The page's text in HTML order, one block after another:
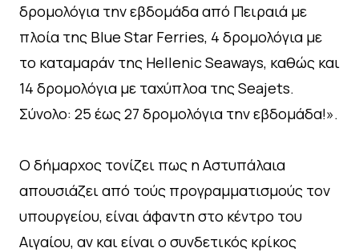
δρομολόγια την εβδομάδα από Πειραιά με
πλοία της Blue Star Ferries, 4 δρομολόγια με
το καταμαράν της Hellenic Seaways, καθώς και
14 δρομολόγια με ταχύπλοα της Seajets.
Σύνολο: 25 έως 27 δρομολόγια την εβδομάδα!».
Ο δήμαρχος τονίζει πως η Αστυπάλαια
απουσιάζει από τούς προγραμματισμούς τον
υπουργείου, είναι άφαντη στο κέντρο του
Αιγαίου, αν και είναι ο συνδετικός κρίκος